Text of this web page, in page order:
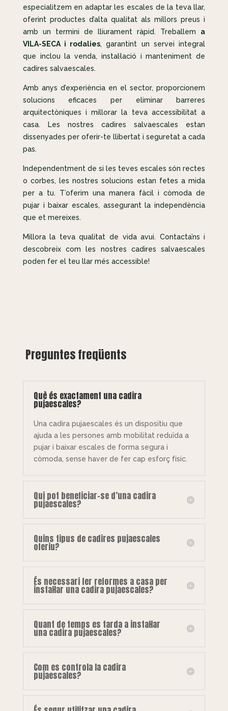
especialitzem en adaptar les escales de la teva llar,
oferint productes d’alta qualitat als millors preus i
amb un termini de lliurament ràpid. Treballem a
VILA-SECA i rodalies, garantint un servei integral
que inclou la venda, instal·lació i manteniment de
cadires salvaescales.
Amb anys d’experiència en el sector, proporcionem
solucions eficaces per eliminar barreres
arquitectòniques i millorar la teva accessibilitat a
casa. Les nostres cadires salvaescales estan
dissenyades per oferir-te llibertat i seguretat a cada
pas.
Independentment de si les teves escales són rectes
o corbes, les nostres solucions estan fetes a mida
per a tu. T’oferim una manera fàcil i còmoda de
pujar i baixar escales, assegurant la independència
que et mereixes.
Millora la teva qualitat de vida avui. Contacta’ns i
descobreix com les nostres cadires salvaescales
poden fer el teu llar més accessible!
Preguntes freqüents
Què és exactament una cadira
pujaescales?
Una cadira pujaescales és un dispositiu que
ajuda a les persones amb mobilitat reduïda a
pujar i baixar escales de forma segura i
còmoda, sense haver de fer cap esforç físic.
Qui pot beneficiar-se d’una cadira
pujaescales?
Quins tipus de cadires pujaescales
oferiu?
És necessari fer reformes a casa per
instal·lar una cadira pujaescales?
Quant de temps es tarda a instal·lar
una cadira pujaescales?
Com es controla la cadira
pujaescales?